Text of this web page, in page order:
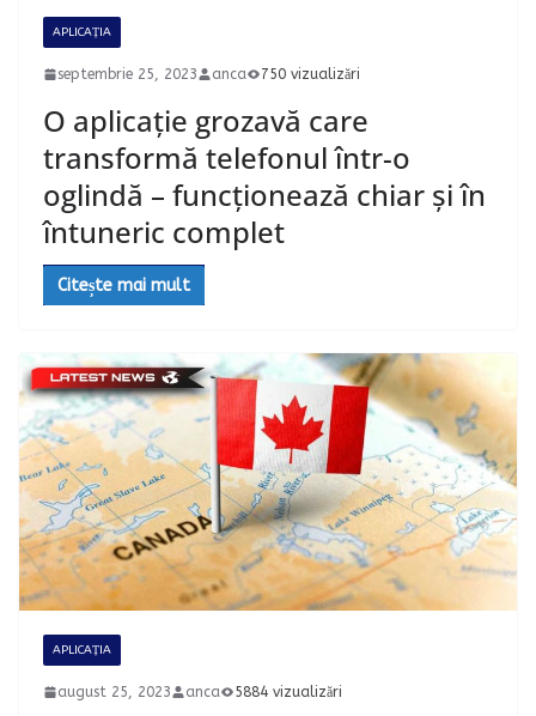
APLICAȚIA
septembrie 25, 2023 anca 750 vizualizări
O aplicație grozavă care
transformă telefonul într-o
oglindă – funcționează chiar și în
întuneric complet
Citește mai mult
APLICAȚIA
august 25, 2023 anca 5884 vizualizări